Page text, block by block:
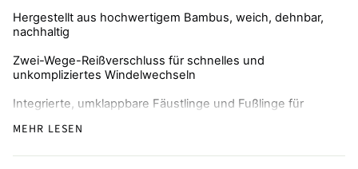
Hergestellt aus hochwertigem Bambus, weich, dehnbar,
nachhaltig
Zwei-Wege-Reißverschluss für schnelles und
unkompliziertes Windelwechseln
Integrierte, umklappbare Fäustlinge und Fußlinge für
neigende Haut
MEHR LESEN